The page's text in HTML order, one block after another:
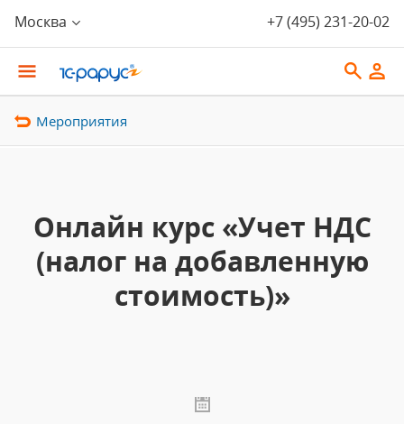
Москва +7 (495) 231-20-02
Мероприятия
Онлайн курс «Учет НДС
(налог на добавленную
стоимость)»